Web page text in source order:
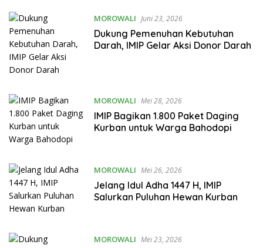
MOROWALI Juni 23, 2026
Dukung Pemenuhan Kebutuhan
Darah, IMIP Gelar Aksi Donor Darah
MOROWALI Mei 28, 2026
IMIP Bagikan 1.800 Paket Daging
Kurban untuk Warga Bahodopi
MOROWALI Mei 26, 2026
Jelang Idul Adha 1447 H, IMIP
Salurkan Puluhan Hewan Kurban
MOROWALI Mei 23, 2026